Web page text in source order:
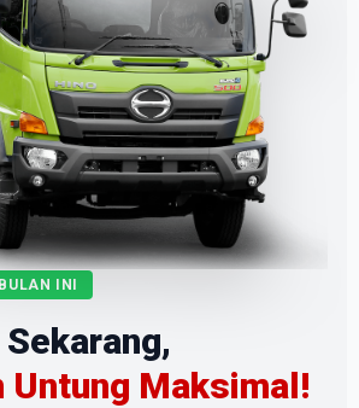
INI
Untung Maksimal!